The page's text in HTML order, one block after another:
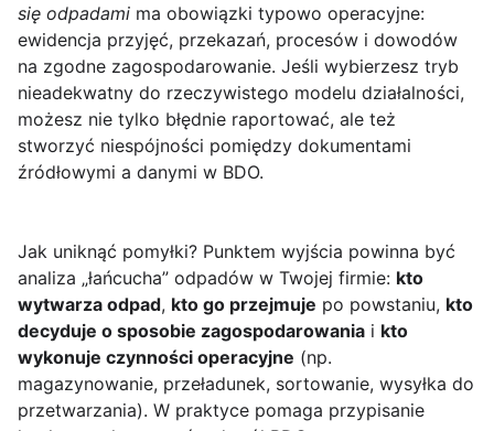
się odpadami ma obowiązki typowo operacyjne:
ewidencja przyjęć, przekazań, procesów i dowodów
na zgodne zagospodarowanie. Jeśli wybierzesz tryb
nieadekwatny do rzeczywistego modelu działalności,
możesz nie tylko błędnie raportować, ale też
stworzyć niespójności pomiędzy dokumentami
źródłowymi a danymi w BDO.
Jak uniknąć pomyłki? Punktem wyjścia powinna być
analiza „łańcucha” odpadów w Twojej firmie: kto
wytwarza odpad, kto go przejmuje po powstaniu, kto
decyduje o sposobie zagospodarowania i kto
wykonuje czynności operacyjne (np.
magazynowanie, przeładunek, sortowanie, wysyłka do
przetwarzania). W praktyce pomaga przypisanie